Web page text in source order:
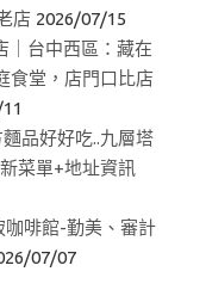
店 2026/07/15
｜台中西區：藏在
食堂，店門口比店
品好好吃..九層塔
菜單+地址資訊
咖啡館-勤美、審計
07/07